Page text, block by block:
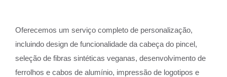
Oferecemos um serviço completo de personalização,
incluindo design de funcionalidade da cabeça do pincel,
seleção de fibras sintéticas veganas, desenvolvimento de
ferrolhos e cabos de alumínio, impressão de logotipos e